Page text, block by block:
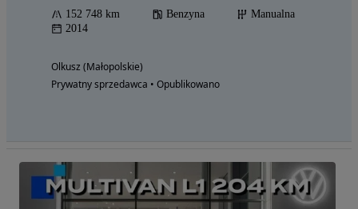
152 748 km Benzyna
Manualna
2014
Olkusz (Małopolskie)
Prywatny sprzedawca • Opublikowano